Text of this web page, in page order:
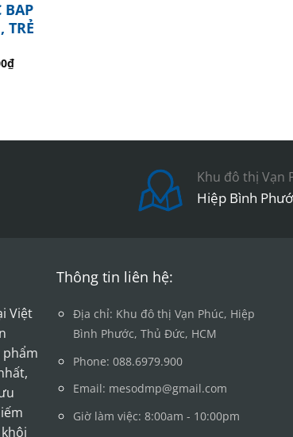
BAP
TRẺ
₫
Khu đô thị Vạn
Hiệp Bình
Việt
phẩm
Thông tin liên hệ:
Địa chỉ: Khu đô thị Vạn Phúc, Hiệp
Bình Phước, Thủ Đức, HCM
Phone: 088.6979.900
Email: mesodmp@gmail.com
Giờ làm việc: 8:00am - 10:00pm